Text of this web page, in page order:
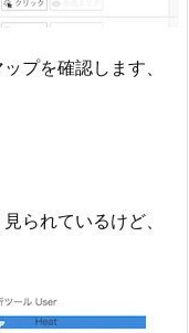
プを確認します、
られているけど、